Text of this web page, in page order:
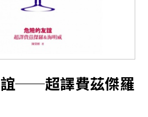
──超譯費茲傑羅